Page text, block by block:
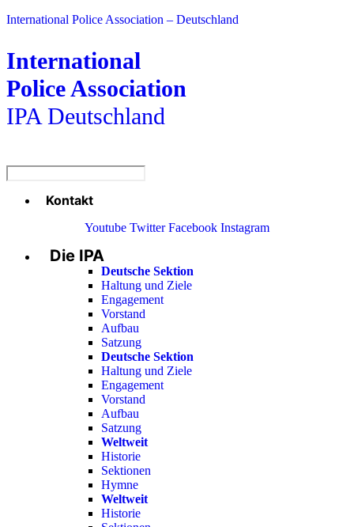
International Police Association – Deutschland
International
Police Association
IPA Deutschland
Menü Kontakt
Youtube Twitter Facebook Instagram
Menu
Die IPA
Deutsche Sektion
Haltung und Ziele
Engagement
Vorstand
Aufbau
Satzung
Deutsche Sektion
Haltung und Ziele
Engagement
Vorstand
Aufbau
Satzung
Weltweit
Historie
Sektionen
Hymne
Weltweit
Historie